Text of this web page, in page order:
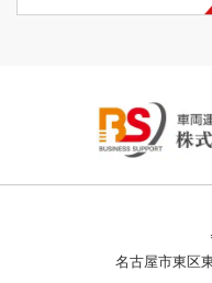
名古屋市東区